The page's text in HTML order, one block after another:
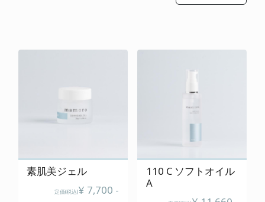
FAQ
カートの中を見る
お問い合わせ
素肌美ジェル
定価(税込)¥ 7,700 -
110 C ソフトオイル
A